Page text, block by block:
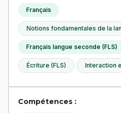
Français
Notions fondamentales de la
Français langue seconde (FLS)
Écriture (FLS) Interaction
Compétences :